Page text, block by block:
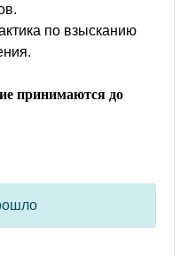
по взысканию
принимаются до